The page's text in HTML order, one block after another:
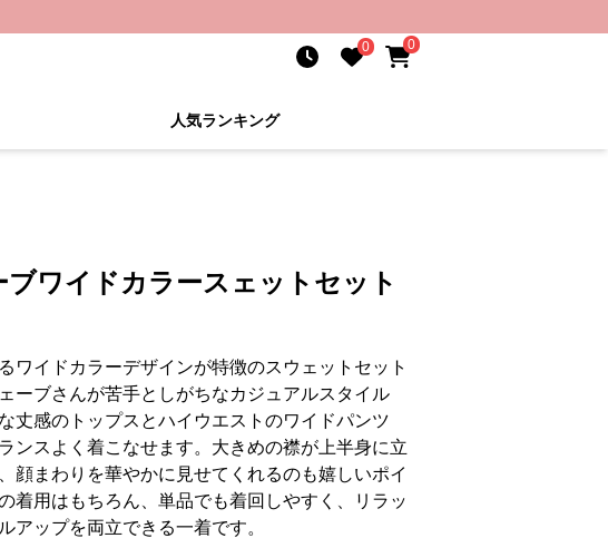
0 0
人気ランキング
ブワイドカラースェットセット
ワイドカラーデザインが特徴のスウェットセット
ーブさんが苦手としがちなカジュアルスタイル
丈感のトップスとハイウエストのワイドパンツ
ンスよく着こなせます。大きめの襟が上半身に立
顔まわりを華やかに見せてくれるのも嬉しいポイ
着用はもちろん、単品でも着回しやすく、リラッ
アップを両立できる一着です。